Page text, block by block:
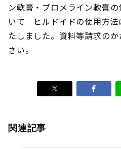
ン軟膏・ブロメライン軟膏
いて ヒルドイドの使用方法
たしました。資料等請求の
さい。
関連記事